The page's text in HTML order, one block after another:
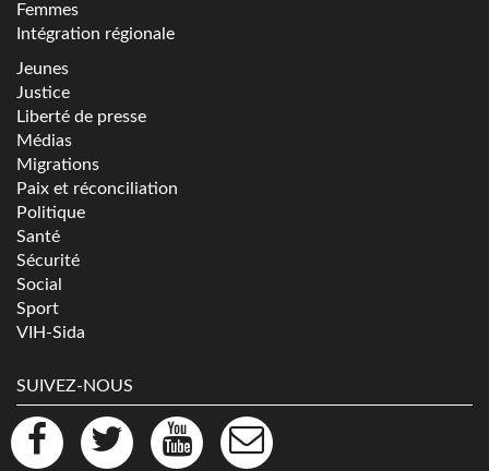
Femmes
Intégration régionale
Jeunes
Justice
Liberté de presse
Médias
Migrations
Paix et réconciliation
Politique
Santé
Sécurité
Social
Sport
VIH-Sida
SUIVEZ-NOUS